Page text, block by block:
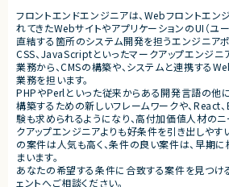
3. 品質改善・定着支援
コードレビュー・設計レビュー
開発品質・セキュリティ観点でのレビュー
効果測定・改善提案
■担当工程
・要件定義 ・基本設計 ・詳細設計 ・実装 ・レ
ビュー ・運用設計 ・導入支援
■その他補足
・リモート中心
・関西圏顧客対応のため必要に応じて現地
訪問あり
フロントエンドエンジニアは、Webフロントエン
れてきたWebサイトやアプリケーションのUI（ユ
直結する箇所のシステム開発を担うエンジニア
CSS、JavaScriptといったマークアップエンジニ
業務から、CMSの構築や、システムと連携する
業務を担います。
PHPやPerlといった従来からある開発言語の他
構築するための新しいフレームワークや、React
験も求められるようになり、高付加価値人材のニ
クアップエンジニアよりも好条件を引き出しやす
の案件は人気も高く、条件の良い案件は、早期
まいます。
あなたの希望する条件に合致する案件を見つけ
ェントへご相談ください。